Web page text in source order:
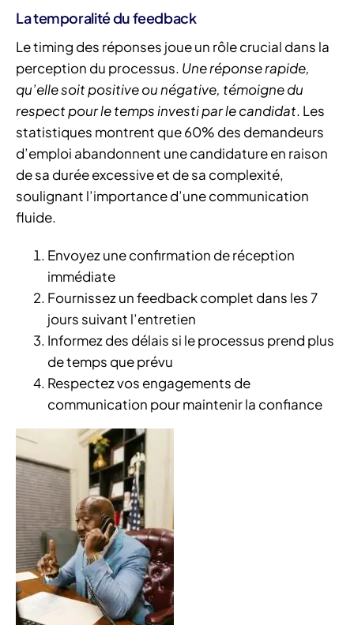
La temporalité du feedback
Le timing des réponses joue un rôle crucial dans la
perception du processus. Une réponse rapide,
qu’elle soit positive ou négative, témoigne du
respect pour le temps investi par le candidat. Les
statistiques montrent que 60% des demandeurs
d’emploi abandonnent une candidature en raison
de sa durée excessive et de sa complexité,
soulignant l’importance d’une communication
fluide.
Envoyez une confirmation de réception
immédiate
Fournissez un feedback complet dans les 7
jours suivant l’entretien
Informez des délais si le processus prend plus
de temps que prévu
Respectez vos engagements de
communication pour maintenir la confiance